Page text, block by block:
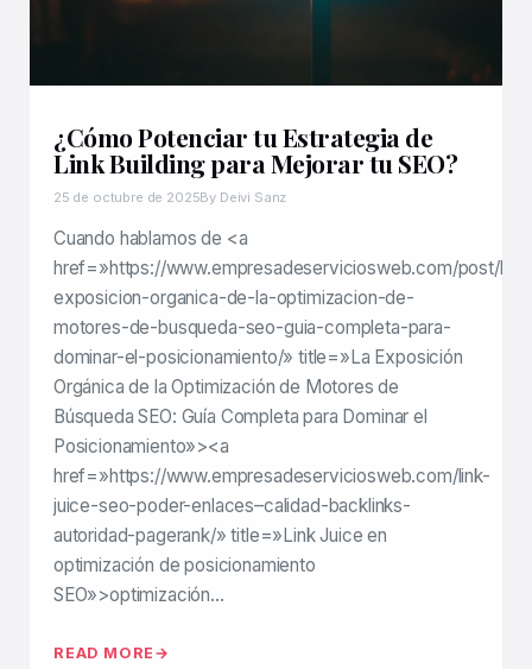
¿Cómo Potenciar tu Estrategia de
Link Building para Mejorar tu SEO?
25 de octubre de 2025By Deivi Sanz
Cuando hablamos de <a
href=»https://www.empresadeserviciosweb.com/post/la-
exposicion-organica-de-la-optimizacion-de-
motores-de-busqueda-seo-guia-completa-para-
dominar-el-posicionamiento/» title=»La Exposición
Orgánica de la Optimización de Motores de
Búsqueda SEO: Guía Completa para Dominar el
Posicionamiento»><a
href=»https://www.empresadeserviciosweb.com/link-
juice-seo-poder-enlaces–calidad-backlinks-
autoridad-pagerank/» title=»Link Juice en
optimización de posicionamiento
SEO»>optimización…
READ MORE